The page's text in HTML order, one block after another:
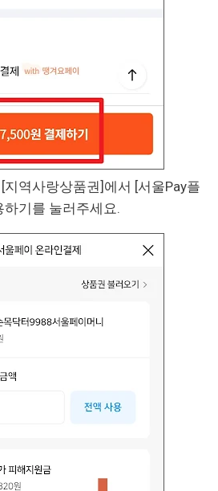
역사랑상품권]에서 [서울Pay플
기를 눌러주세요.